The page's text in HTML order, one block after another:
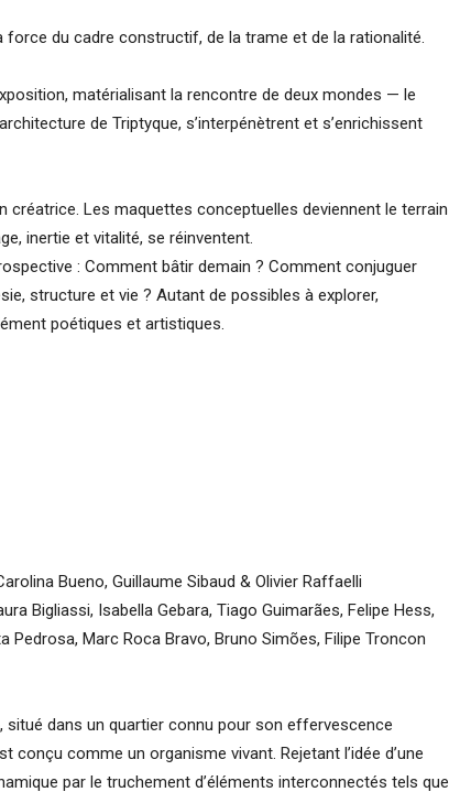
force du cadre constructif, de la trame et de la rationalité.
matérialisant la rencontre de deux mondes — le
de Triptyque, s’interpénètrent et s’enrichissent
créatrice. Les maquettes conceptuelles deviennent le terrain
inertie et vitalité, se réinventent.
: Comment bâtir demain ? Comment conjuguer
structure et vie ? Autant de possibles à explorer,
poétiques et artistiques.
Bueno, Guillaume Sibaud & Olivier Raffaelli
Bigliassi, Isabella Gebara, Tiago Guimarães, Felipe Hess,
Pedrosa, Marc Roca Bravo, Bruno Simões, Filipe Troncon
dans un quartier connu pour son effervescence
comme un organisme vivant. Rejetant l’idée d’une
par le truchement d’éléments interconnectés tels que